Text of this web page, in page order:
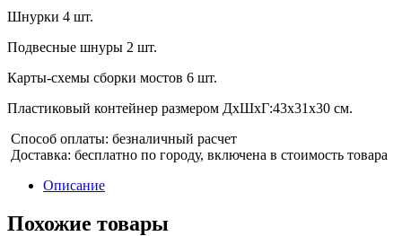
Шнурки 4 шт.
Подвесные шнуры 2 шт.
Карты-схемы сборки мостов 6 шт.
Пластиковый контейнер размером ДхШхГ:43х31х30 см.
Способ оплаты: безналичный расчет
Доставка: бесплатно по городу, включена в стоимость товара
Описание
Похожие товары